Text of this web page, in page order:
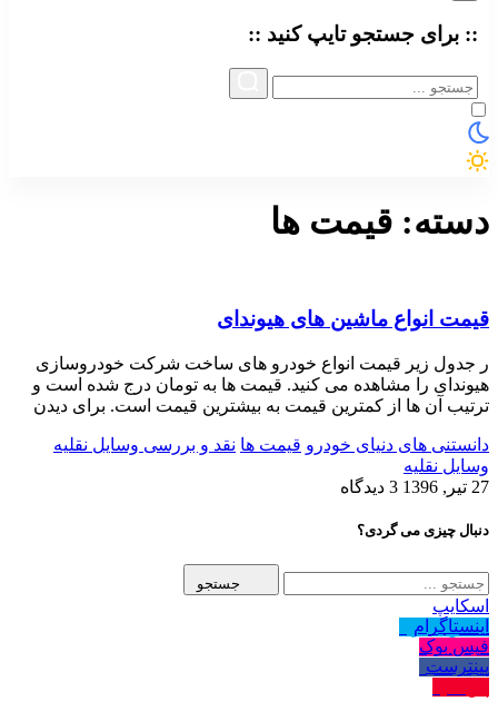
:: برای جستجو تایپکنید ::
دسته: قیمت ها
قیمت انواع ماشین های هیوندای
ر جدول زیر قیمت انواع خودرو های ساخت شرکت خودروسازی
هیوندای را مشاهده می کنید. قیمت ها به تومان درج شده است و
ترتیب آن ها از کمترین قیمت به بیشترین قیمت است. برای دیدن
دانستنی های دنیای خودرو قیمت ها نقد و بررسی وسایل نقلیه
وسایل نقلیه
27 تیر, 1396
3 دیدگاه
دنبال چیزی می گردی؟
جستجو
اسکایپ
تماس بگیرید
اینستاگرام
دنبال کنید
فیس بوک
دنبال کنید
پینترست